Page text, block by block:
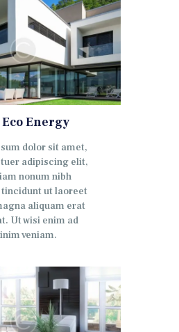
Eco Energy
dolor sit amet,
adipiscing elit,
nonum nibh
tincidunt ut laoreet
aliquam erat
Ut wisi enim ad
veniam.